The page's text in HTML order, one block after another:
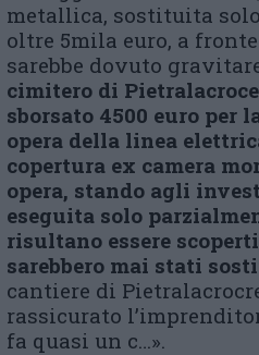
metallica, sostituita
oltre 5mila euro, a
sarebbe dovuto
cimitero di
sborsato 4500 euro per
opera della linea
copertura ex camera
opera, stando agli
eseguita solo
risultano essere
sarebbero mai stati
cantiere di
rassicurato
fa quasi un c…».